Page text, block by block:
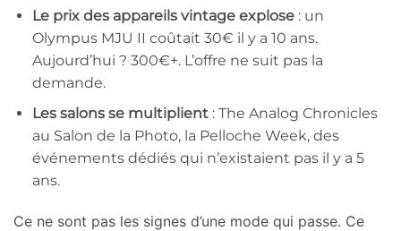
Le prix des appareils vintage explose: un
Olympus MJU II coûtait 30€ il y a 10 ans.
Aujourd’hui ? 300€+. L’offre ne suit pas la
demande.
Les salons se multiplient: The Analog Chronicles
au Salon de la Photo, la Pelloche Week, des
événements dédiés qui n’existaient pas il y a 5
ans.
Ce ne sont pas les signes d’une mode qui passe. Ce